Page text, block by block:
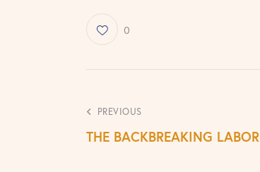
0
PREVIOUS
THE BACKBREAKING LABOR